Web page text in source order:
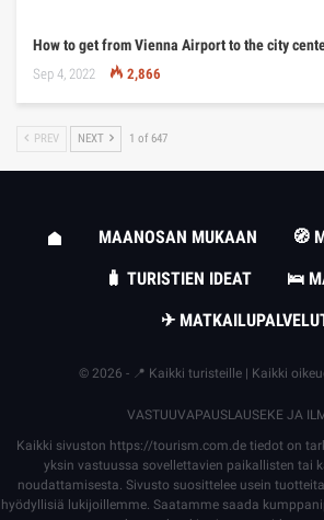
How to get from Vienna Airport to the city
Sep 4, 2022 2,866
PREV NEXT 1 of 647
MAANOSAN MUKAAN
🧭
🧳 TURISTIEN IDEAT
🛌
✈
© 2026 - 📍 Kaikki turisteille | Kaikki
VASTUUVAPAUSLAUSEKE JA
Kaikki sivuston https://tourism.com.de tiedot on
yksin vastuussa sovellettavien paikallisten tai
noudattamisesta. Sivusto suosittelee usein
hyödyllisiä lukijoillemme. Saatamme saada